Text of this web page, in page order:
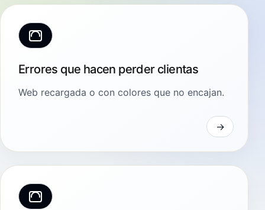
Errores que hacen perder clientas
Web recargada o con colores que no encajan.